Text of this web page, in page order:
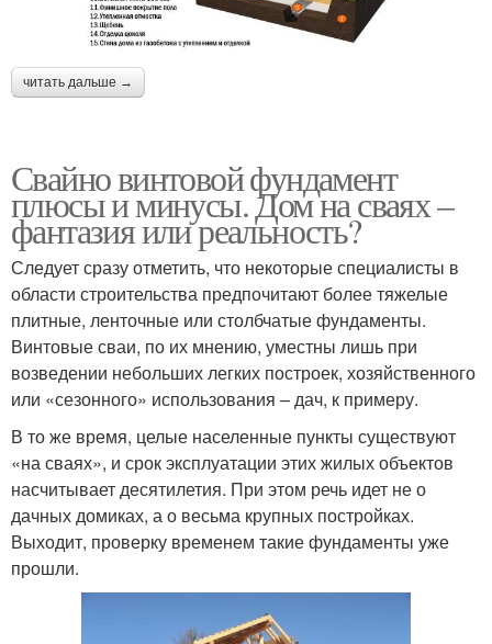
читать дальше →
Свайно винтовой фундамент
плюсы и минусы. Дом на сваях –
фантазия или реальность?
Следует сразу отметить, что некоторые специалисты в
области строительства предпочитают более тяжелые
плитные, ленточные или столбчатые фундаменты.
Винтовые сваи, по их мнению, уместны лишь при
возведении небольших легких построек, хозяйственного
или «сезонного» использования – дач, к примеру.
В то же время, целые населенные пункты существуют
«на сваях», и срок эксплуатации этих жилых объектов
насчитывает десятилетия. При этом речь идет не о
дачных домиках, а о весьма крупных постройках.
Выходит, проверку временем такие фундаменты уже
прошли.